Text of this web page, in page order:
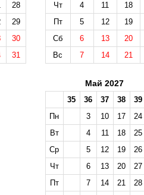
28
29
30
31
Чт
4 11
18
Пт
5 12
19
Сб
6 13
20
Вс
7 14 21
Май 2027
35 36 37 38
39
Пн
3 10 17
24
Вт
4 11 18
25
Ср
5 12 19
26
Чт
6 13 20
27
Пт
7 14 21
28